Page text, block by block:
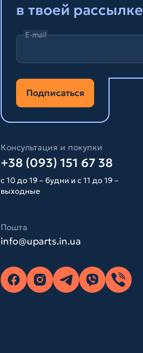
в твоей рассылке
E-mail
Подписаться
Консультация и покупки
+38 (093) 151 67 38
с 10 до 19 – будни и с 11 до 19 –
выходные
Пошта
info@uparts.in.ua